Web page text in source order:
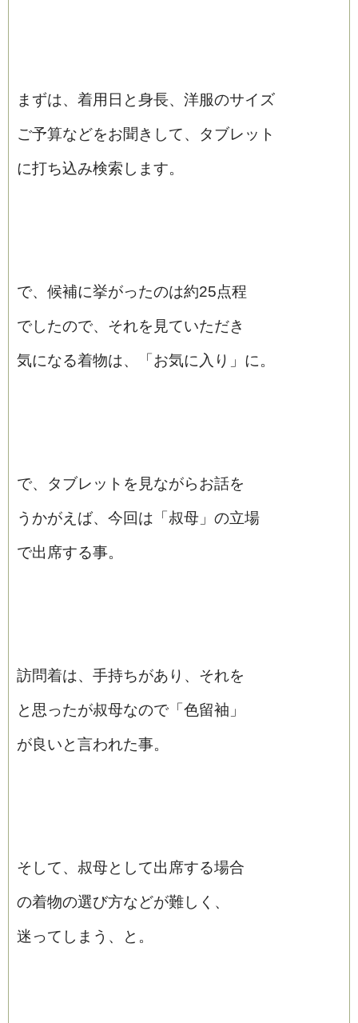
まずは、着用日と身長、洋服のサイズ
ご予算などをお聞きして、タブレット
に打ち込み検索します。
で、候補に挙がったのは約25点程
でしたので、それを見ていただき
気になる着物は、「お気に入り」に。
で、タブレットを見ながらお話を
うかがえば、今回は「叔母」の立場
で出席する事。
訪問着は、手持ちがあり、それを
と思ったが叔母なので「色留袖」
が良いと言われた事。
そして、叔母として出席する場合
の着物の選び方などが難しく、
迷ってしまう、と。